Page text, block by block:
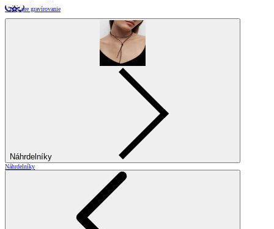
Vzory pre gravírovanie
Náhrdelníky
Náhrdelníky